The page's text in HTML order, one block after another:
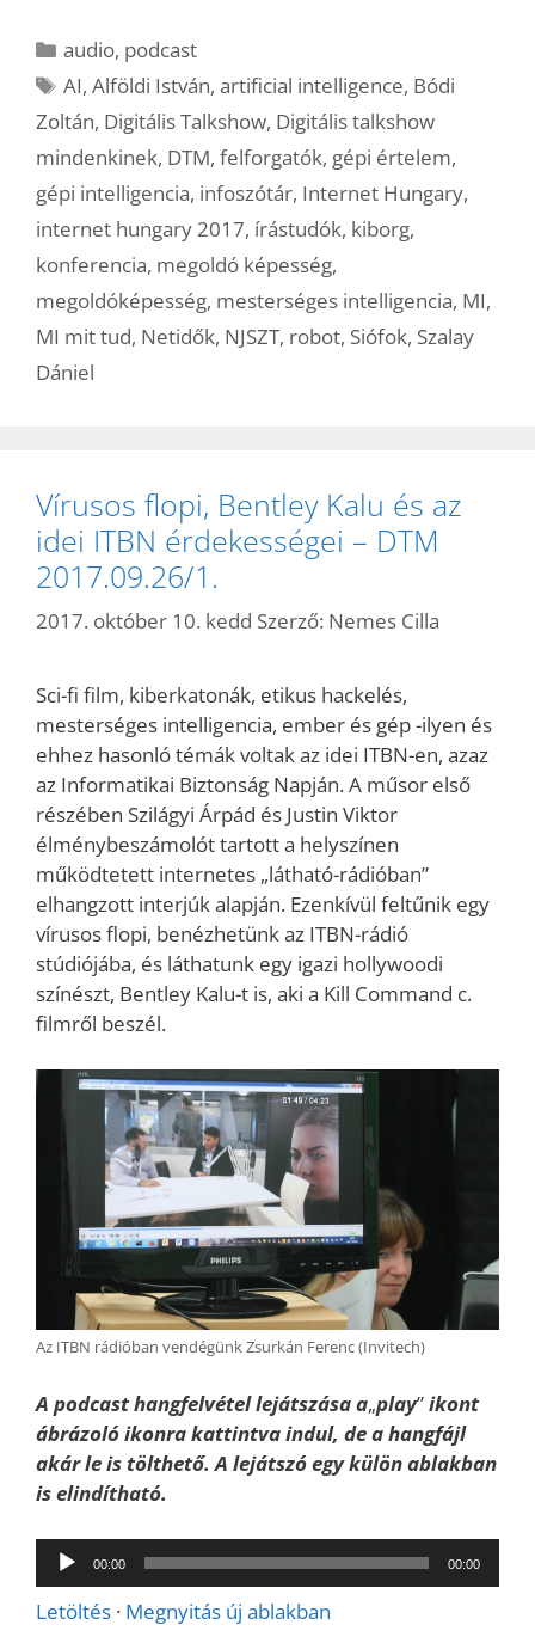
Kategória
audio, podcast
Címkék
AI,Alföldi István,artificial intelligence, Bódi
Zoltán, Digitális Talkshow, Digitális talkshow
mindenkinek, DTM, felforgatók, gépi értelem,
gépi intelligencia, infoszótár, Internet Hungary,
internet hungary 2017, írástudók, kiborg,
konferencia, megoldó képesség,
megoldóképesség, mesterséges intelligencia, MI,
MI mit tud, Netidők, NJSZT, robot, Siófok, Szalay
Dániel
Vírusos flopi, Bentley Kalu és az
idei ITBN érdekességei – DTM
2017.09.26/1.
2017. október 10. kedd Szerző: Nemes Cilla
Sci-fi film, kiberkatonák, etikus hackelés,
mesterséges intelligencia, ember és gép -ilyen és
ehhez hasonló témák voltak az idei ITBN-en, azaz
az Informatikai Biztonság Napján. A műsor első
részében Szilágyi Árpád és Justin Viktor
élménybeszámolót tartott a helyszínen
működtetett internetes „látható-rádióban”
elhangzott interjúk alapján. Ezenkívül feltűnik egy
vírusos flopi, benézhetünk az ITBN-rádió
stúdiójába, és láthatunk egy igazi hollywoodi
színészt, Bentley Kalu-t is, aki a Kill Command c.
filmről beszél.
Az ITBN rádióban vendégünk Zsurkán Ferenc (Invitech)
A podcast hangfelvétel lejátszása a„play”ikont
ábrázoló ikonra kattintva indul, de a hangfájl
akár le is tölthető. A lejátszó egy külön ablakban
is elindítható.
Audió
lejátszó
00:00 00:00
Letöltés · Megnyitás új ablakban